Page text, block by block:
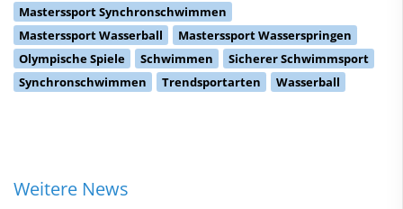
Masterssport Synchronschwimmen
Masterssport Wasserball
Masterssport Wasserspringen
Olympische Spiele
Schwimmen
Sicherer Schwimmsport
Synchronschwimmen
Trendsportarten Wasserball
Weitere News